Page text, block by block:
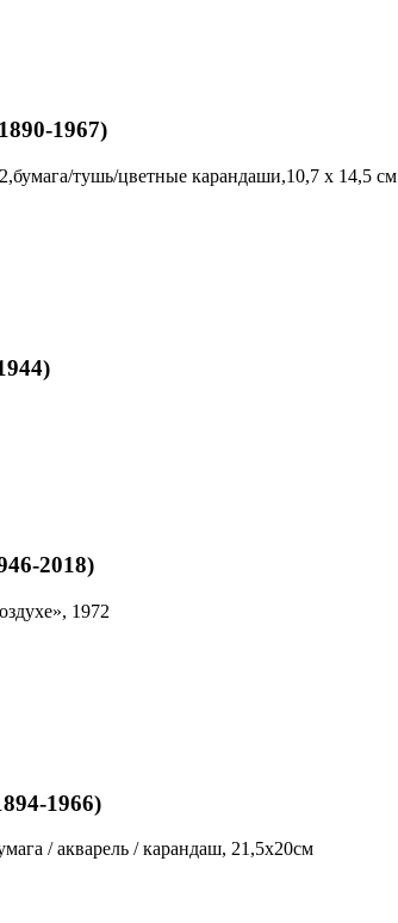
1967)
тушь/цветные карандаши,10,7 х 14,5 см
2018)
1972
1966)
/ акварель / карандаш, 21,5х20см